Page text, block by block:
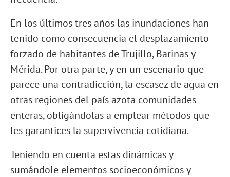
En los últimos tres años las inundaciones han
tenido como consecuencia el desplazamiento
forzado de habitantes de Trujillo, Barinas y
Mérida. Por otra parte, y en un escenario que
parece una contradicción, la escasez de agua en
otras regiones del país azota comunidades
enteras, obligándolas a emplear métodos que
les garantices la supervivencia cotidiana.
Teniendo en cuenta estas dinámicas y
sumándole elementos socioeconómicos y